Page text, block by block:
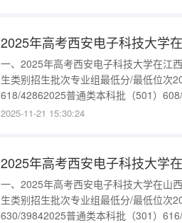
一、2025年高考西安电子科技大学在江
生类别招生批次专业组最低分/最低位次
618/42862025普通类本科批（501）
（561）612/5655更多数据请进入：
2025-11-21 15:30:24
一、2025年高考西安电子科技大学在山
生类别招生批次专业组最低分/最低位次
630/39842025普通类本科批（301）